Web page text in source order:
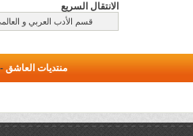
الانتقال السريع
منتديات العاشق -